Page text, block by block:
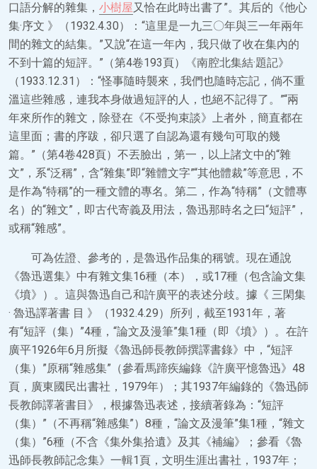
口語分解的雜集， 小樹屋又恰在此時出書了”。其后的《他心
集·序文 》（1932.4.30）：“這里是一九三〇年與三一年兩年
間的雜文的結集。”又說“在這一年內，我只做了收在集內的
不到十篇的短評。”（第4卷193頁）《南腔北集結·題記》
（1933.12.31）：“怪事隨時襲來，我們也隨時忘記，倘不重
溫這些雜感，連我本身做過短評的人，也絕不記得了。”“兩
年來所作的雜文，除登在《不受拘束談》上者外，簡直都在
這里面；書的序跋，卻只選了自認為還有幾句可取的幾
篇。”（第4卷428頁）不丟臉出，第一，以上諸文中的“雜
文”，系“泛稱”，含“雜集”即“雜體文字”“其他體裁”等意思，不
是作為“特稱”的一種文體的專名。第二，作為“特稱”（文體專
名）的“雜文”，即古代寄義及用法，魯迅那時名之曰“短評”，
或稱“雜感”。
可為佐證、參考的，是魯迅作品集的稱號。現在通說
《魯迅選集》中有雜文集16種（本），或17種（包含論文集
《墳》）。這與魯迅自己和許廣平的表述分歧。據《 三閑集
· 魯迅譯著書 目 》（1932.4.29）所列，截至1931年，著
有“短評（集）”4種，“論文及漫筆”集1種（即《墳》）。在許
廣平1926年6月所擬《魯迅師長教師撰譯書錄》中，“短評
（集）”原稱“雜感集”（參看馬蹄疾編錄《許廣平憶魯迅》48
頁，廣東國民出書社，1979年）；其1937年編錄的《魯迅師
長教師譯著書目》，根據魯迅表述，接續著錄為：“短評
（集）”（不再稱“雜感集”）8種，“論文及漫筆”集1種，“雜文
（集）”6種（不含《集外集拾遺》及其《補編》；參看《魯
迅師長教師記念集》一輯1頁，文明生涯出書社，1937年；